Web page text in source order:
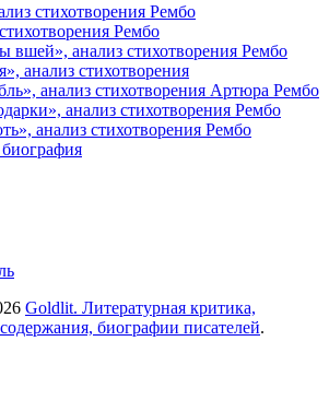
стихотворения Рембо
Рембо
вшей», анализ стихотворения Рембо
анализ стихотворения
анализ стихотворения Артюра Рембо
анализ стихотворения Рембо
анализ стихотворения Рембо
Goldlit. Литературная критика,
биографии писателей.